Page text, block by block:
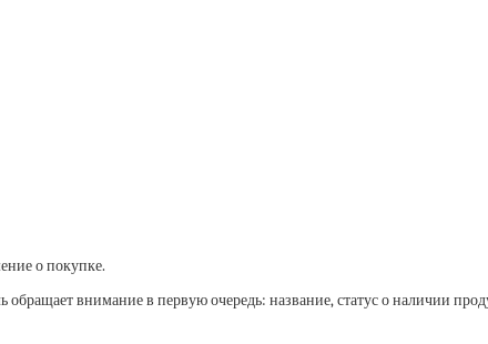
о покупке.
обращает внимание в первую очередь: название, статус о наличии